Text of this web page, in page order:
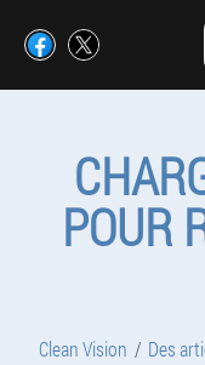
POUR
Clean Vision Des